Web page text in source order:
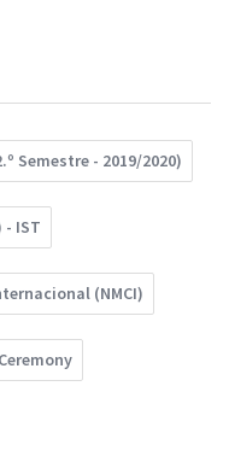
Semestre - 2019/2020)
IST
(NMCI)